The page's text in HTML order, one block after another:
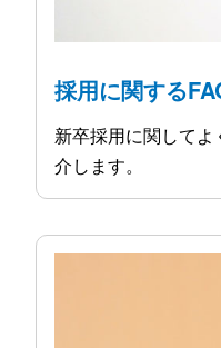
採用に関する
新卒採用に関して
介します。